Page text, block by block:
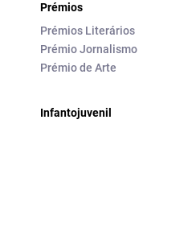
Prémios
Prémios Literários
Prémio Jornalismo
Prémio de Arte
Infantojuvenil